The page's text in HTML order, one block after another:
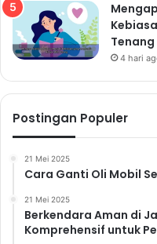
Manajemen
dapat berdampak
efektif.
Teknik
Praktikkan teknik
pernapasan dalam
Tenang
4 hari
Postingan Populer
21 Mei 2025
Cara Ganti Oli Mobil
21 Mei 2025
Berkendara Aman di
Komprehensif untuk